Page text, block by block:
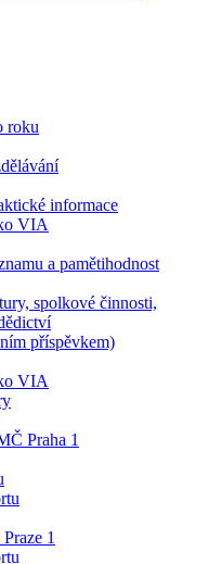
roku
informace
VIA
a pamětihodnost
spolkové činnosti,
příspěvkem)
VIA
Praha 1
1